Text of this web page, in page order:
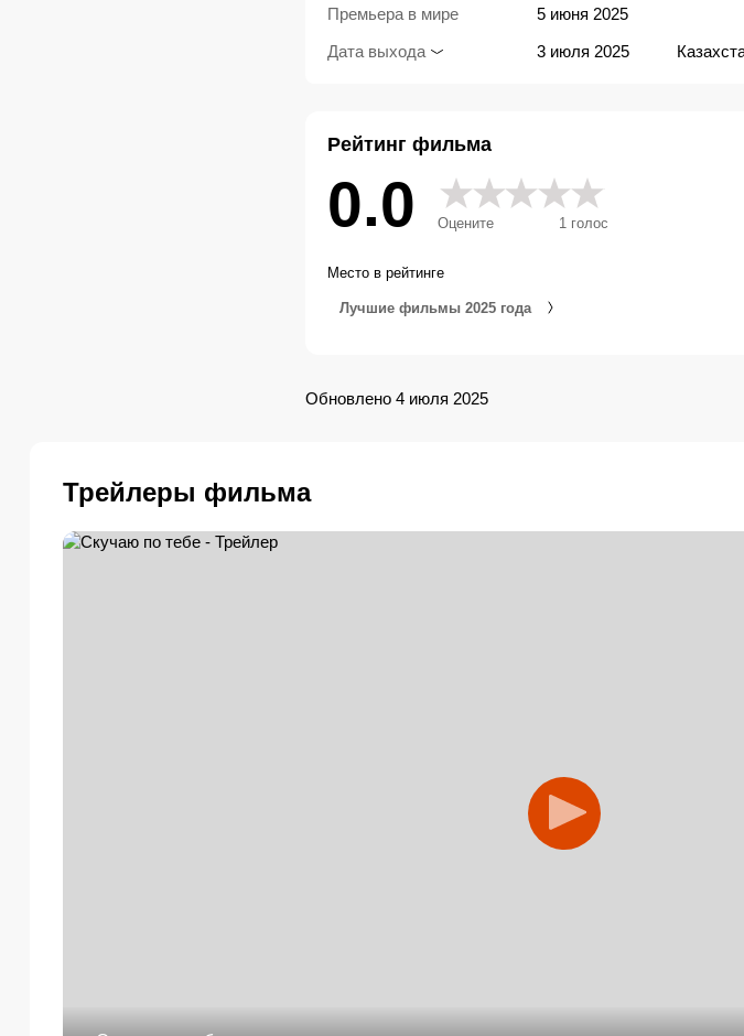
Премьера в мире
5 июня 2025
Дата выхода
3 июля 2025
Рейтинг фильма
0.0 Оцените 1 голос
Место в рейтинге
Лучшие фильмы 2025 года
Обновлено 4 июля 2025
Трейлеры фильма